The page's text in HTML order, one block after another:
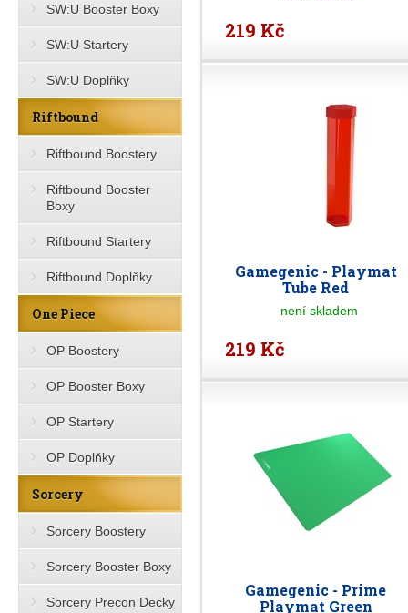
SW:U Booster Boxy
SW:U Startery
SW:U Doplňky
Riftbound
Riftbound Boostery
Riftbound Booster
Boxy
Riftbound Startery
Riftbound Doplňky
One Piece
OP Boostery
OP Booster Boxy
OP Startery
OP Doplňky
Sorcery
Sorcery Boostery
Sorcery Booster Boxy
Sorcery Precon Decky
219 Kč
Gamegenic - Playmat
Tube Red
není skladem
219 Kč
Gamegenic - Prime
Playmat Green